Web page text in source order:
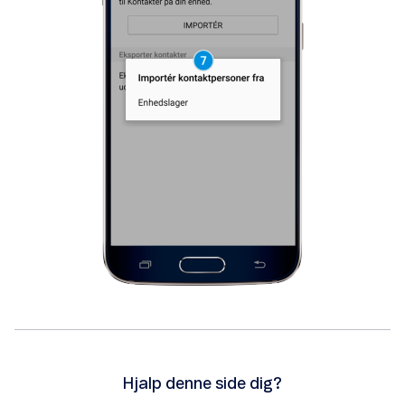
Hjalp denne side dig?